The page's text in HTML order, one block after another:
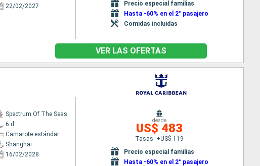
22/02/2027
Precio especial familias
Hasta -60% en el 2° pasajero
Comidas incluidas
VER LAS OFERTAS
Spectrum Of The Seas
6 d
Camarote estándar
Shanghai
16/02/2028
desde
US$ 483
Tasas: +US$ 119
Precio especial familias
Hasta -60% en el 2° pasajero